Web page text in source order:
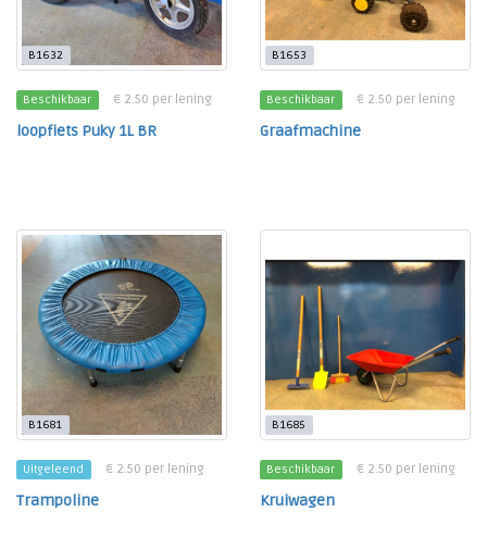
B1632
Beschikbaar € 2.50 per lening
loopfiets Puky 1L BR
B1653
Beschikbaar € 2.50 per lening
Graafmachine
B1681
Uitgeleend € 2.50 per lening
Trampoline
B1685
Beschikbaar € 2.50 per lening
Kruiwagen